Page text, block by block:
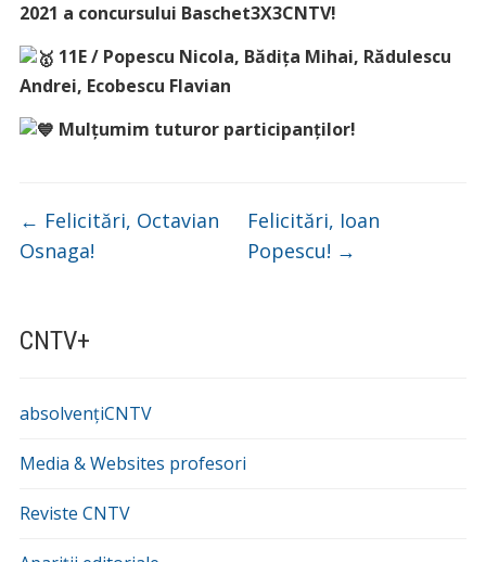
CNTV+
absolvențiCNTV
Media & Websites profesori
Reviste CNTV
2021 a concursului Baschet3X3CNTV!
11E / Popescu Nicola, Bădița Mihai, Rădulescu
Andrei, Ecobescu Flavian
Mulțumim tuturor participanților!
← Felicitări, Octavian
Osnaga!
Felicitări, Ioan
Popescu! →